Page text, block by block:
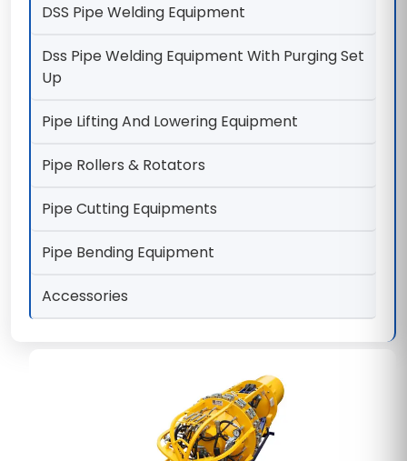
DSS Pipe Welding Equipment
Dss Pipe Welding Equipment With Purging Set
Up
Pipe Lifting And Lowering Equipment
Pipe Rollers & Rotators
Pipe Cutting Equipments
Pipe Bending Equipment
Accessories